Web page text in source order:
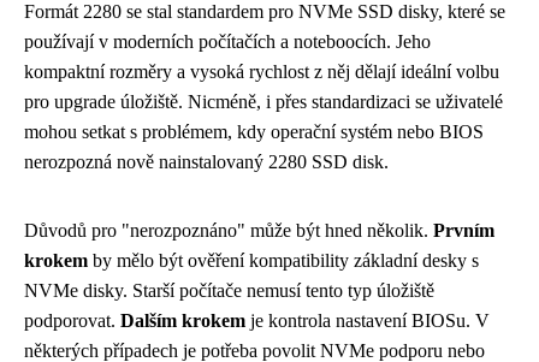
Formát 2280 se stal standardem pro NVMe SSD disky, které se
používají v moderních počítačích a noteboocích. Jeho
kompaktní rozměry a vysoká rychlost z něj dělají ideální volbu
pro upgrade úložiště. Nicméně, i přes standardizaci se uživatelé
mohou setkat s problémem, kdy operační systém nebo BIOS
nerozpozná nově nainstalovaný 2280 SSD disk.
Důvodů pro "nerozpoznáno" může být hned několik. Prvním
krokem by mělo být ověření kompatibility základní desky s
NVMe disky. Starší počítače nemusí tento typ úložiště
podporovat. Dalším krokem je kontrola nastavení BIOSu. V
některých případech je potřeba povolit NVMe podporu nebo